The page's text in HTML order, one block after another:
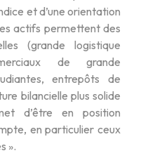
et d’une orientation
actifs permettent des
(grande logistique
de grande
entrepôts de
bilancielle plus solide
d’être en position
en particulier ceux
».